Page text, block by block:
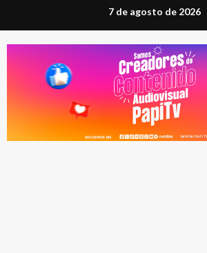
al
contenido
7 de agosto de 2026